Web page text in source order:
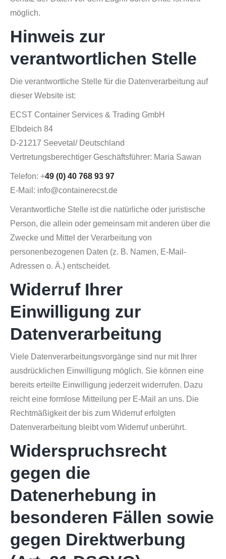
möglich.
Hinweis zur
verantwortlichen Stelle
Die verantwortliche Stelle für die Datenverarbeitung auf
dieser Website ist:
ECST Container Services & Trading GmbH
Elbdeich 84
D-21217 Seevetal/ Deutschland
Vertretungsberechtiger Geschäftsführer: Maria Sawan
Telefon: +49 (0) 40 768 93 97
E-Mail: info@containerecst.de
Verantwortliche Stelle ist die natürliche oder juristische
Person, die allein oder gemeinsam mit anderen über die
Zwecke und Mittel der Verarbeitung von
personenbezogenen Daten (z. B. Namen, E-Mail-
Adressen o. Ä.) entscheidet.
Widerruf Ihrer
Einwilligung zur
Datenverarbeitung
Viele Datenverarbeitungsvorgänge sind nur mit Ihrer
ausdrücklichen Einwilligung möglich. Sie können eine
bereits erteilte Einwilligung jederzeit widerrufen. Dazu
reicht eine formlose Mitteilung per E-Mail an uns. Die
Rechtmäßigkeit der bis zum Widerruf erfolgten
Datenverarbeitung bleibt vom Widerruf unberührt.
Widerspruchsrecht
gegen die
Datenerhebung in
besonderen Fällen sowie
gegen Direktwerbung